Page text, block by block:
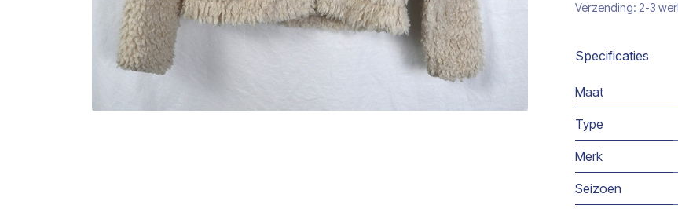
Verzending: 2-3
Specificaties
Maat
Type
Merk
Seizoen